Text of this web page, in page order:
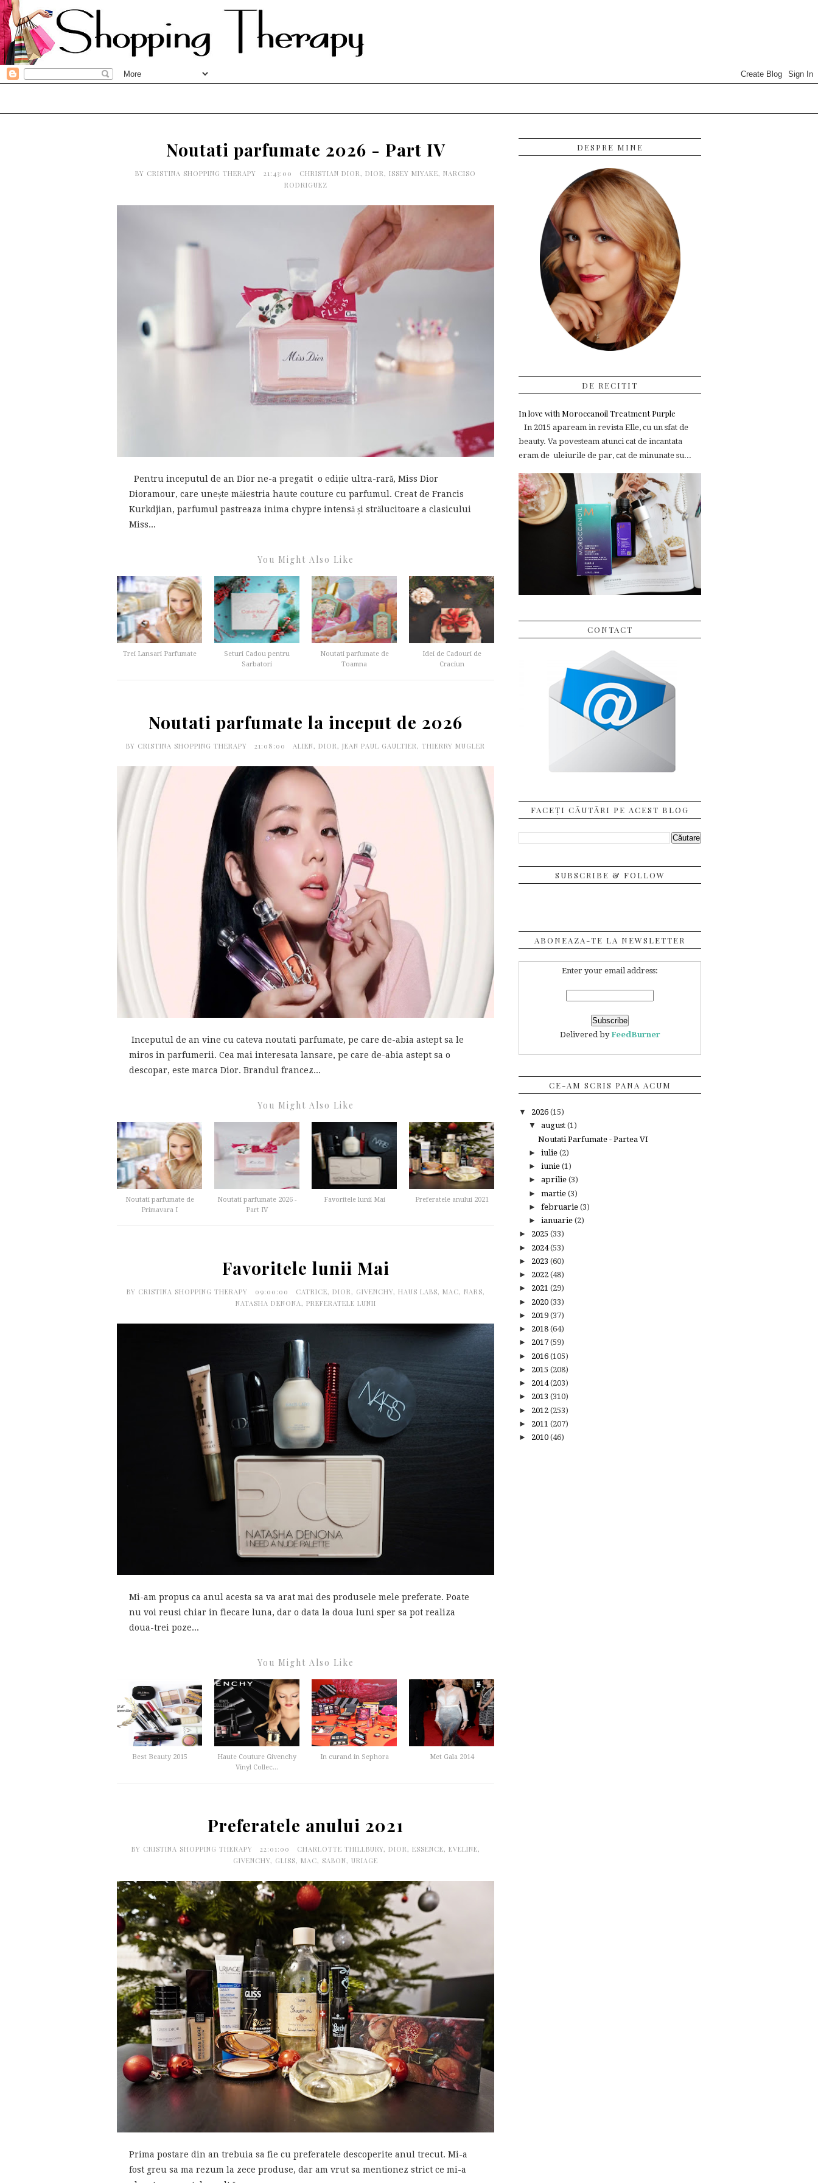
Noutati parfumate 2026 - Part IV
BY CRISTINA SHOPPING THERAPY 21:43:00 CHRISTIAN DIOR, DIOR, ISSEY MIYAKE, NARCISO
RODRIGUEZ
Pentru inceputul de an Dior ne-a pregatit o ediție ultra-rară, Miss Dior
Dioramour, care unește măiestria haute couture cu parfumul. Creat de Francis
Kurkdjian, parfumul pastreaza inima chypre intensă și strălucitoare a clasicului
Miss...
You Might Also Like
Trei Lansari Parfumate
Seturi Cadou pentru
Sarbatori
Noutati parfumate de
Toamna
Idei de Cadouri de
Craciun
Noutati parfumate la inceput de 2026
BY CRISTINA SHOPPING THERAPY 21:08:00 ALIEN, DIOR, JEAN PAUL GAULTIER, THIERRY MUGLER
Inceputul de an vine cu cateva noutati parfumate, pe care de-abia astept sa le
miros in parfumerii. Cea mai interesata lansare, pe care de-abia astept sa o
descopar, este marca Dior. Brandul francez...
You Might Also Like
Noutati parfumate de
Primavara I
Noutati parfumate 2026 -
Part IV
Favoritele lunii Mai Preferatele anului 2021
Favoritele lunii Mai
BY CRISTINA SHOPPING THERAPY 09:00:00 CATRICE, DIOR, GIVENCHY, HAUS LABS, MAC, NARS,
NATASHA DENONA, PREFERATELE LUNII
Mi-am propus ca anul acesta sa va arat mai des produsele mele preferate. Poate
nu voi reusi chiar in fiecare luna, dar o data la doua luni sper sa pot realiza
doua-trei poze...
You Might Also Like
Best Beauty 2015
Haute Couture Givenchy
Vinyl Collec...
In curand in Sephora Met Gala 2014
Preferatele anului 2021
BY CRISTINA SHOPPING THERAPY 22:01:00 CHARLOTTE THILLBURY, DIOR, ESSENCE, EVELINE,
GIVENCHY, GLISS, MAC, SABON, URIAGE
Prima postare din an trebuia sa fie cu preferatele descoperite anul trecut. Mi-a
fost greu sa ma rezum la zece produse, dar am vrut sa mentionez strict ce mi-a
DESPRE MINE
DE RECITIT
In love with Moroccanoil Treatment Purple
In 2015 apaream in revista Elle, cu un sfat de
beauty. Va povesteam atunci cat de incantata
eram de uleiurile de par, cat de minunate su...
CONTACT
FACEȚI CĂUTĂRI PE ACEST BLOG
SUBSCRIBE & FOLLOW
ABONEAZA-TE LA NEWSLETTER
Enter your email address:
Delivered byFeedBurner
CE-AM SCRIS PANA ACUM
▼ 2026 (15)
▼ august (1)
Noutati Parfumate - Partea VI
► iulie (2)
► iunie (1)
► aprilie (3)
► martie (3)
► februarie (3)
► ianuarie (2)
► 2025 (33)
► 2024(53)
► 2023 (60)
► 2022 (48)
► 2021 (29)
► 2020 (33)
► 2019 (37)
► 2018 (64)
► 2017 (59)
► 2016 (105)
► 2015 (208)
► 2014(203)
► 2013 (310)
► 2012 (253)
► 2011 (207)
► 2010 (46)